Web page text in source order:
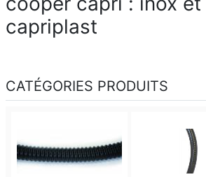
capriplast
CATÉGORIES PRODUITS